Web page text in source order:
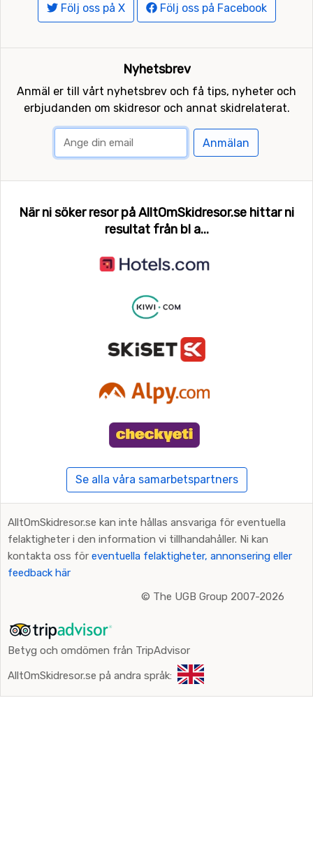
Följ oss på X Följ oss på Facebook
Nyhetsbrev
Anmäl er till vårt nyhetsbrev och få tips, nyheter och
erbjudanden om skidresor och annat skidrelaterat.
Anmälan
När ni söker resor på AlltOmSkidresor.se hittar ni
resultat från bl a...
Se alla våra samarbetspartners
AlltOmSkidresor.se kan inte hållas ansvariga för eventuella
felaktigheter i den information vi tillhandahåller. Ni kan
kontakta oss för eventuella felaktigheter, annonsering eller
feedback här
© The UGB Group 2007-2026
Betyg och omdömen från TripAdvisor
AlltOmSkidresor.se på andra språk: